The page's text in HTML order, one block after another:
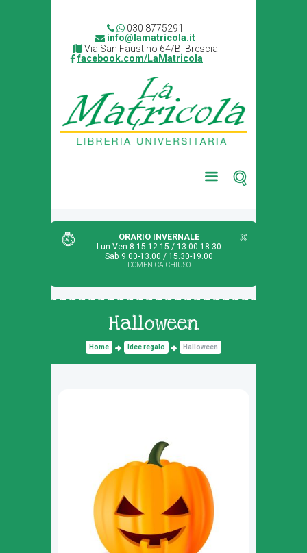
030 8775291
info@lamatricola.it
Via San Faustino 64/B, Brescia
facebook.com/LaMatricola
ORARIO INVERNALE
Lun-Ven 8.15-12.15 / 13.00-18.30
Sab 9.00-13.00 / 15.30-19.00
DOMENICA CHIUSO
Halloween
Home Idee regalo Halloween